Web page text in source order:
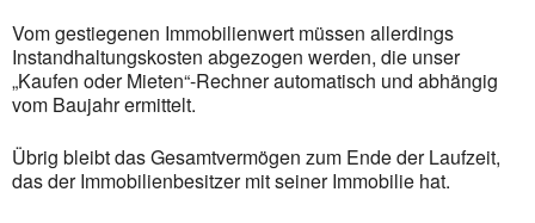
Vom gestiegenen Immobilienwert müssen allerdings
Instandhaltungskosten abgezogen werden, die unser
„Kaufen oder Mieten“-Rechner automatisch und abhängig
vom Baujahr ermittelt.
Übrig bleibt das Gesamtvermögen zum Ende der Laufzeit,
das der Immobilienbesitzer mit seiner Immobilie hat.